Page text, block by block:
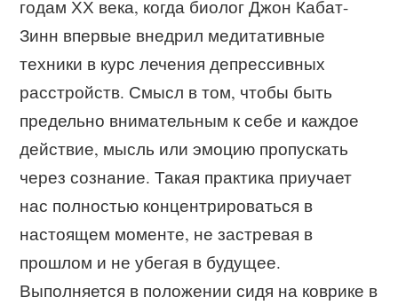
годам ХХ века, когда биолог Джон Кабат-
Зинн впервые внедрил медитативные
техники в курс лечения депрессивных
расстройств. Смысл в том, чтобы быть
предельно внимательным к себе и каждое
действие, мысль или эмоцию пропускать
через сознание. Такая практика приучает
нас полностью концентрироваться в
настоящем моменте, не застревая в
прошлом и не убегая в будущее.
Выполняется в положении сидя на коврике в